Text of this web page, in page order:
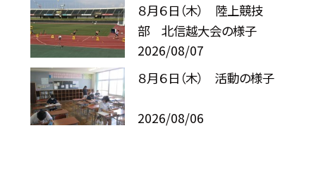
８月６日（木） 陸上競技
部 北信越大会の様子
2026/08/07
８月６日（木） 活動の様子
2026/08/06